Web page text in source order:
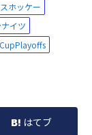
ホッケー
イツ
はてブ